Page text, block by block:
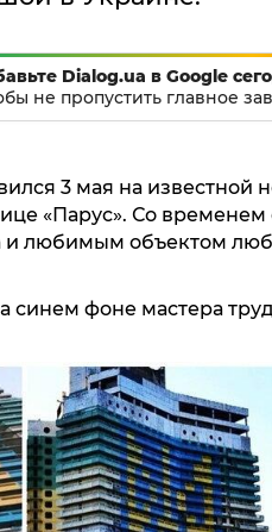
Dialog.ua в Google
не пропустить главное
3 мая на известной
«Парус». Со временем
и любимым объектом
фоне мастера